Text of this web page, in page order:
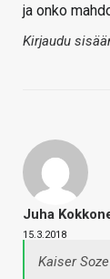
ja onko
Kirjaudu
Juha
15.3.2018
Kaiser Soze